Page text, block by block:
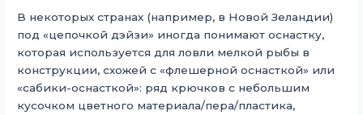
В некоторых странах (например, в Новой Зеландии)
под «цепочкой дэйзи» иногда понимают оснастку,
которая используется для ловли мелкой рыбы в
конструкции, схожей с «флешерной оснасткой» или
«сабики-оснасткой»: ряд крючков с небольшим
кусочком цветного материала/пера/пластика,